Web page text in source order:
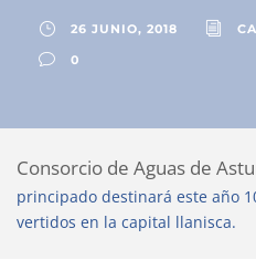
26 JUNIO, 2018
0
Consorcio de Aguas de
principado destinará este año
vertidos en la capital llanisca.